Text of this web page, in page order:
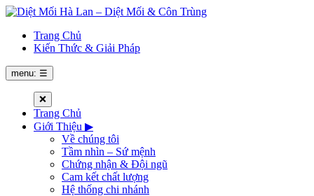
Trang Chủ
Kiến Thức & Giải Pháp
menu: ☰
❌
Trang Chủ
Giới Thiệu ▶
Về chúng tôi
Tầm nhìn – Sứ mệnh
Chứng nhận & Đội ngũ
Cam kết chất lượng
Hệ thống chi nhánh